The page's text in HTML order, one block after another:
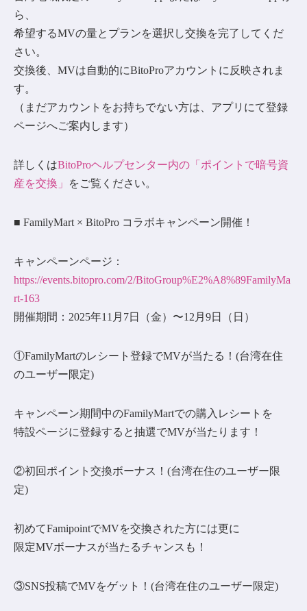
ら、
希望するMVの量とプランを選択し交換を完了してくだ
さい。
交換後、MVは自動的にBitoProアカウントに反映されま
す。
（まだアカウントをお持ちでない方は、アプリにて登録
ページへご案内します）
詳しくはBitoProヘルプセンター内の「ポイントで暗号資
産を交換」
をご覧ください。
■ FamilyMart × BitoPro コラボキャンペーン開催！
キャンペーンページ：
https://events.bitopro.com/2/BitoGroup%E2%A8%89FamilyMa
rt-163
開催期間：2025年11月7日（金）〜12月9日（日）
①FamilyMartのレシート登録でMVが当たる！(台湾在住
のユーザー限定)
キャンペーン期間中のFamilyMartでの購入レシートを
特設ページに登録すると抽選でMVが当たります！
②初回ポイント交換ボーナス！(台湾在住のユーザー限
定)
初めてFamipointでMVを交換された方には更に
限定MVボーナスが当たるチャンスも！
③SNS投稿でMVをゲット！(台湾在住のユーザー限定)